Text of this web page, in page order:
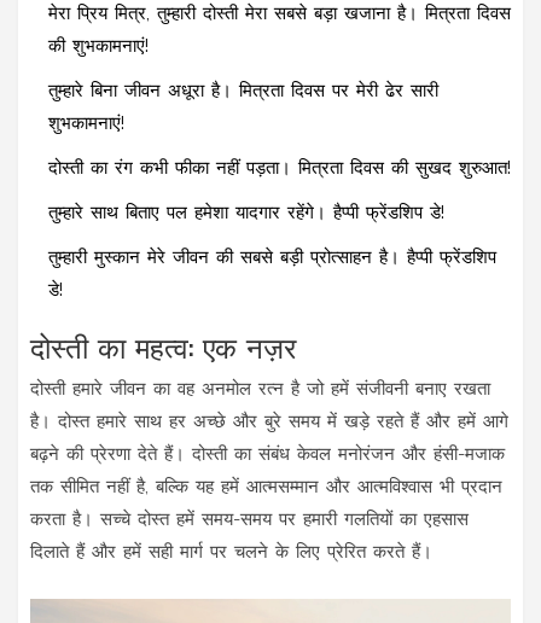
मेरा प्रिय मित्र, तुम्हारी दोस्ती मेरा सबसे बड़ा खजाना है। मित्रता दिवस
की शुभकामनाएं!
तुम्हारे बिना जीवन अधूरा है। मित्रता दिवस पर मेरी ढेर सारी
शुभकामनाएं!
दोस्ती का रंग कभी फीका नहीं पड़ता। मित्रता दिवस की सुखद शुरुआत!
तुम्हारे साथ बिताए पल हमेशा यादगार रहेंगे। हैप्पी फ्रेंडशिप डे!
तुम्हारी मुस्कान मेरे जीवन की सबसे बड़ी प्रोत्साहन है। हैप्पी फ्रेंडशिप
डे!
दोस्ती का महत्व: एक नज़र
दोस्ती हमारे जीवन का वह अनमोल रत्न है जो हमें संजीवनी बनाए रखता
है। दोस्त हमारे साथ हर अच्छे और बुरे समय में खड़े रहते हैं और हमें आगे
बढ़ने की प्रेरणा देते हैं। दोस्ती का संबंध केवल मनोरंजन और हंसी-मजाक
तक सीमित नहीं है, बल्कि यह हमें आत्मसम्मान और आत्मविश्वास भी प्रदान
करता है। सच्चे दोस्त हमें समय-समय पर हमारी गलतियों का एहसास
दिलाते हैं और हमें सही मार्ग पर चलने के लिए प्रेरित करते हैं।